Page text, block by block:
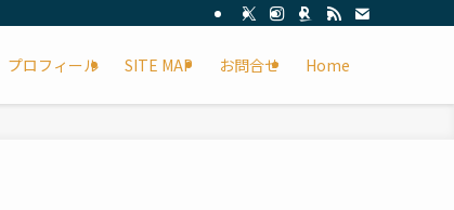
プロフィール SITE MAP お問合せ Home